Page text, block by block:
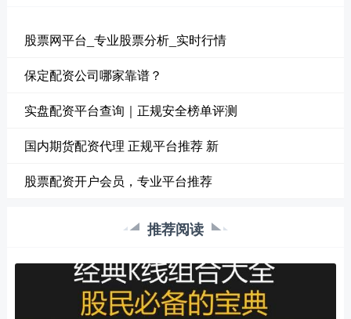
股票网平台_专业股票分析_实时行情
保定配资公司哪家靠谱？
实盘配资平台查询｜正规安全榜单评测
国内期货配资代理 正规平台推荐 新
股票配资开户会员，专业平台推荐
推荐阅读